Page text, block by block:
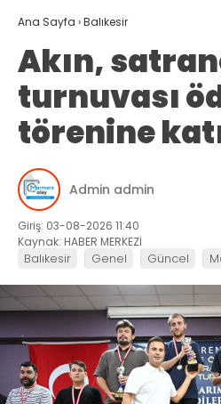
Ana Sayfa ›Balıkesir
Akın,
turnuvası
törenine
Admin admin
Giriş: 03-08-2026 11:40
Kaynak: HABER MERKEZİ
Balıkesir Genel Güncel